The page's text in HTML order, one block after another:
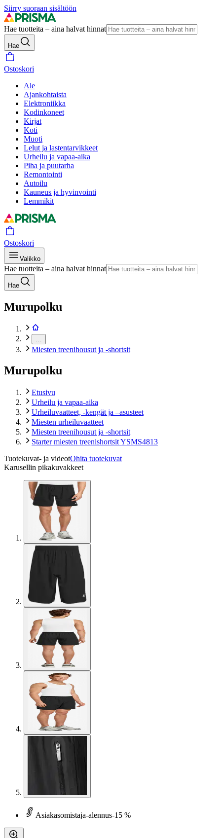
Siirry suoraan sisältöön
Hae tuotteita – aina halvat hinnat
Hae
Ostoskori
Ale
Ajankohtaista
Elektroniikka
Kodinkoneet
Kirjat
Koti
Muoti
Lelut ja lastentarvikkeet
Urheilu ja vapaa-aika
Piha ja puutarha
Remontointi
Autoilu
Kauneus ja hyvinvointi
Lemmikit
Ostoskori
Valikko
Hae tuotteita – aina halvat hinnat
Hae
Murupolku
Miesten treenihousut ja -shortsit
Murupolku
Etusivu
Urheilu ja vapaa-aika
Urheiluvaatteet, -kengät ja –asusteet
Miesten urheiluvaatteet
Miesten treenihousut ja -shortsit
Starter miesten treenishortsit YSMS4813
Tuotekuvat- ja videotOhita tuotekuvat
Karusellin pikakuvakkeet
Asiakasomistaja-alennus-15 %